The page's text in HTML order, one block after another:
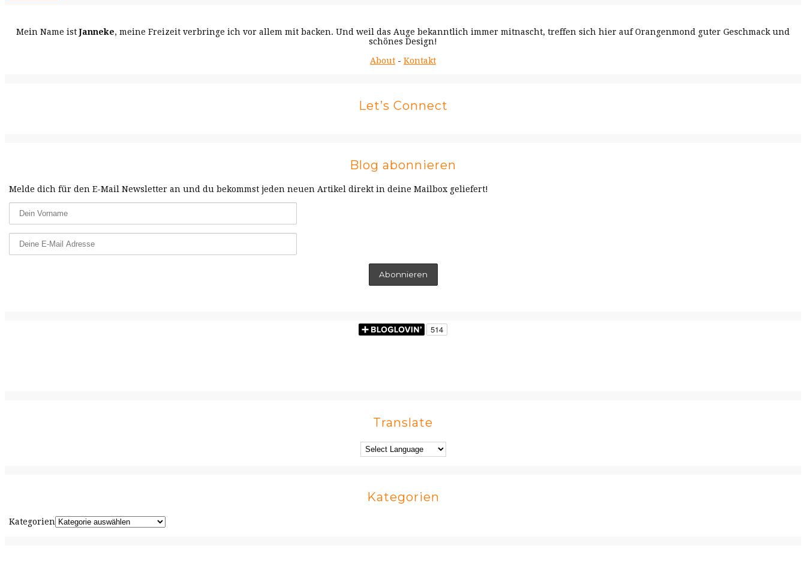
Mein Name istJanneke, meine Freizeit verbringe ich vor allem mit backen. Und weil das Auge bekanntlich immer mitnascht, treffen sich hier auf Orangenmond guter Geschmack und
schönes Design!
About - Kontakt
Let’s Connect
Blog abonnieren
Melde dich für den E-Mail Newsletter an und du bekommst jeden neuen Artikel direkt in deine Mailbox geliefert!
Translate
Kategorien
Kategorien